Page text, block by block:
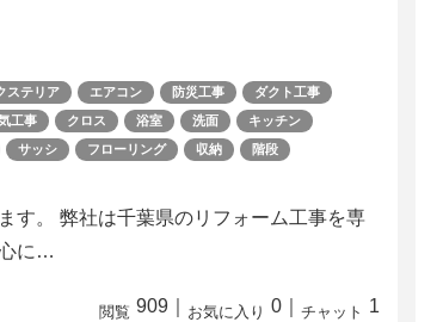
ステリア エアコン 防災工事
ダクト工事
工事 クロス 浴室 洗面
キッチン
サッシ フローリング 収納
階段
す。 弊社は千葉県のリフォーム工事を専
に…
閲覧 909 お気に入り 0 チャット 1